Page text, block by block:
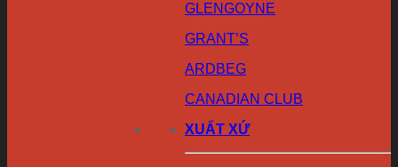
GLENGOYNE
GRANT’S
ARDBEG
CANADIAN CLUB
XUẤT XỨ